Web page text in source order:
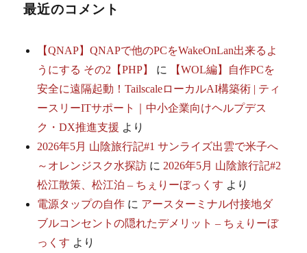
ン
最近のコメント
【QNAP】QNAPで他のPCをWakeOnLan出来るよ
うにする その2【PHP】
に
【WOL編】自作PCを
安全に遠隔起動！TailscaleローカルAI構築術 | ティ
ースリーITサポート｜中小企業向けヘルプデス
ク・DX推進支援 より
2026年5月 山陰旅行記#1 サンライズ出雲で米子へ
～オレンジスク水探訪 に 2026年5月 山陰旅行記#2
松江散策、松江泊 – ちぇりーぼっくす より
電源タップの自作 に アースターミナル付接地ダ
ブルコンセントの隠れたデメリット – ちぇりーぼ
っくす より